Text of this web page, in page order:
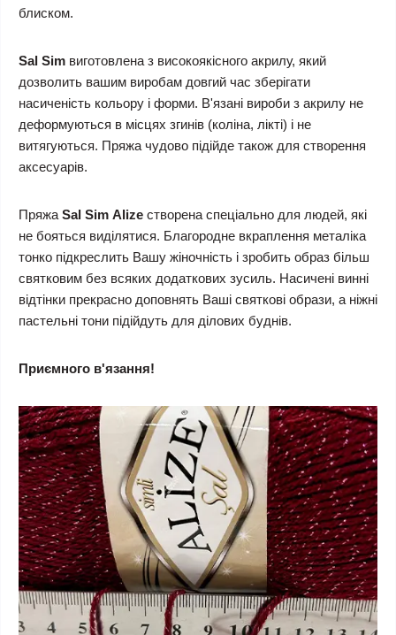
блиском.
Sal Sim виготовлена з високоякісного акрилу, який
дозволить вашим виробам довгий час зберігати
насиченість кольору і форми. В'язані вироби з акрилу не
деформуються в місцях згинів (коліна, лікті) і не
витягуються. Пряжа чудово підійде також для створення
аксесуарів.
Пряжа Sal Sim Alize створена спеціально для людей, які
не бояться виділятися. Благородне вкраплення металіка
тонко підкреслить Вашу жіночність і зробить образ більш
святковим без всяких додаткових зусиль. Насичені винні
відтінки прекрасно доповнять Ваші святкові образи, а ніжні
пастельні тони підійдуть для ділових буднів.
Приємного в'язання!